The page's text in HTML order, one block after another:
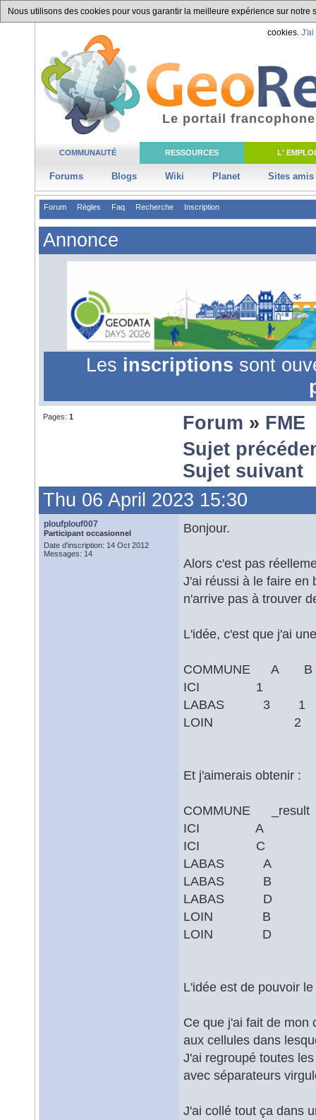
Nous utilisons des cookies pour vous garantir la meilleure expérience sur
cookies. J'ai
COMMUNAUTÉ RESSOURCES L' EMPLOI
Forums Blogs Wiki Planet Sites amis
Le portail
Forum Règles Faq Recherche Inscription
Annonce
Les inscriptions sont
Pages: 1 Forum » FME
Sujet
Sujet suivant
Thu 06 April 2023 15:30
ploufplouf007
Participant occasionnel
Date d'inscription: 14 Oct 2012
Messages: 14
Bonjour.
Alors c'est pas
J'ai réussi à le faire en
n'arrive pas à trouver
L'idée, c'est que j'ai
COMMUNE
ICI 1
LABAS 3
LOIN
Et j'aimerais obtenir :
COMMUNE _result
ICI A
ICI C
LABAS A
LABAS B
LABAS D
LOIN B
LOIN D
L'idée est de pouvoir
Ce que j'ai fait de mon
aux cellules dans
J'ai regroupé toutes
avec séparateurs
J'ai collé tout ça dans